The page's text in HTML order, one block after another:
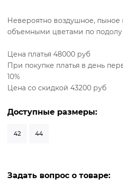
Невероятно воздушное, пыное
объемными цветами по
Цена платья 48000 руб
При покупке платья в день
10%
Цена со скидкой 43200 руб
Доступные размеры:
42 44
Задать вопрос о товаре: